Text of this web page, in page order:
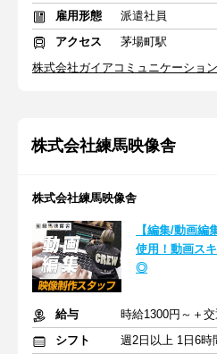
雇用形態
派遣社員
アクセス
茅場町駅
株式会社ガイアコミュニケーショ
株式会社練馬映像舎
株式会社練馬映像舎
【編集/動画編
使用！動画ス
◎
給与
時給1300円～＋
シフト
週2日以上 1日6時